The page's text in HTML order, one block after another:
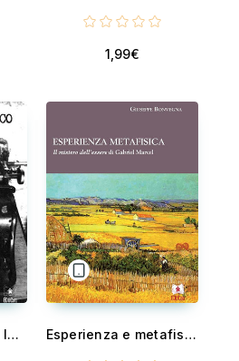
1,99€
Gioco e fuorigioco: le grandi svolte nella storia del giornalismo Esperienza e metafisica - Il mistero dell’essere di Gabriel Marcel